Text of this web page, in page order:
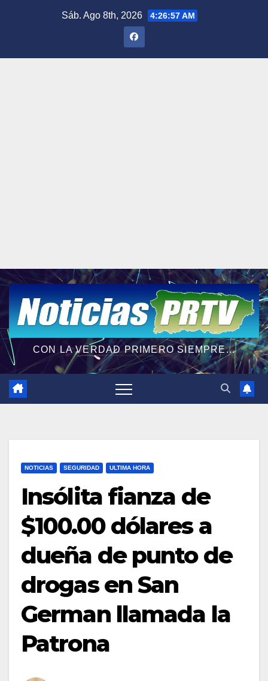
Sáb. Ago 8th, 2026 4:26:57 AM
CON LA VERDAD PRIMERO SIEMPRE...
NOTICIAS SEGURIDAD ULTIMA HORA
Insólita fianza de
$100.00 dólares a
dueña de punto de
drogas en San
German llamada la
Patrona